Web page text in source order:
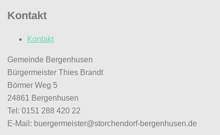
Kontakt
Kontakt
Gemeinde Bergenhusen
Bürgermeister Thies Brandt
Börmer Weg 5
24861 Bergenhusen
Tel: 0151 288 420 22
E-Mail: buergermeister@storchendorf-bergenhusen.de